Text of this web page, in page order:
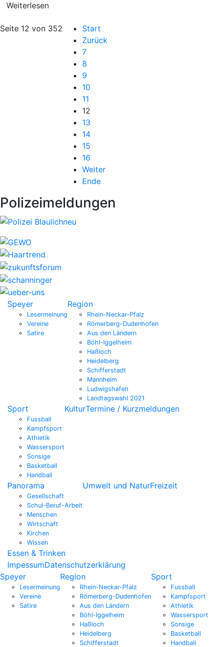
Weiterlesen
Seite 12 von 352
Start
Zurück
7
8
9
10
11
12
13
14
15
16
Weiter
Ende
Polizeimeldungen
Speyer
Lesermeinung
Vereine
Satire
Region
Rhein-Neckar-Pfalz
Römerberg-Dudenhofen
Aus den Ländern
Böhl-Iggelheim
Haßloch
Heidelberg
Schifferstadt
Mannheim
Ludwigshafen
Landtagswahl 2021
Sport
Fussball
Kampfsport
Athletik
Wassersport
Sonsige
Basketball
Handball
KulturTermine / Kurzmeldungen
Panorama
Gesellschaft
Schul-Beruf-Arbeit
Menschen
Wirtschaft
Kirchen
Wissen
Umwelt und NaturFreizeit
Essen & Trinken
ImpessumDatenschutzerklärung
Speyer
Lesermeinung
Vereine
Satire
Region
Rhein-Neckar-Pfalz
Römerberg-Dudenhofen
Aus den Ländern
Böhl-Iggelheim
Haßloch
Heidelberg
Schifferstadt
Sport
Fussball
Kampfsport
Athletik
Wassersport
Sonsige
Basketball
Handball